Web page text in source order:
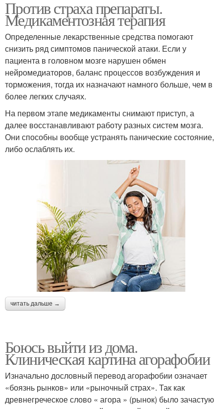
Против страха препараты.
Медикаментозная терапия
Определенные лекарственные средства помогают
снизить ряд симптомов панической атаки. Если у
пациента в головном мозге нарушен обмен
нейромедиаторов, баланс процессов возбуждения и
торможения, тогда их назначают намного больше, чем в
более легких случаях.
На первом этапе медикаменты снимают приступ, а
далее восстанавливают работу разных систем мозга.
Они способны вообще устранять панические состояние,
либо ослаблять их.
читать дальше →
Боюсь выйти из дома.
Клиническая картина агорафобии
Изначально дословный перевод агорафобии означает
«боязнь рынков» или «рыночный страх». Так как
древнегреческое слово « агора » (рынок) было зачастую